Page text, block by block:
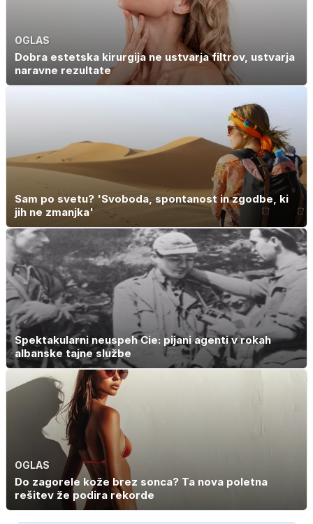
OGLAS
Dobra estetska kirurgija ne ustvarja filtrov, ustvarja
naravne rezultate
Sam po svetu? 'Svoboda, spontanost in zgodbe, ki
jih ne zmanjka'
Spektakularni neuspeh Cie: pijani agenti v rokah
albanske tajne službe
OGLAS
Do zagorele kože brez sonca? Ta nova poletna
rešitev že podira rekorde